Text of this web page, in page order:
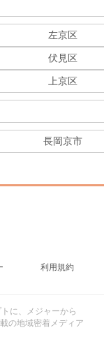
左京区
伏見区
上京区
長岡京市
利用規約
に、メジャーから
の地域密着メディア